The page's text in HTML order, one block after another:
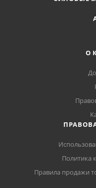
О
Политика
Правила продажи